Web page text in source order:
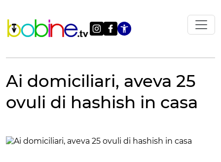
contenuto
Apri le
Ai domiciliari, aveva 25
ovuli di hashish in casa